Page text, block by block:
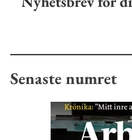
Senaste numret